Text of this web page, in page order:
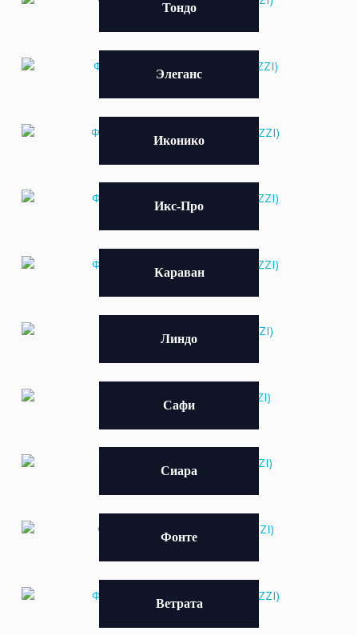
Тондо
Элеганс
Иконико
Икс-Про
Караван
Линдо
Сафи
Сиара
Фонте
Ветрата